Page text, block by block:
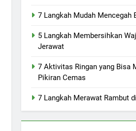
7 Langkah Mudah Mencegah
5 Langkah Membersihkan
Jerawat
7 Aktivitas Ringan yang Bisa
Pikiran Cemas
7 Langkah Merawat Rambut